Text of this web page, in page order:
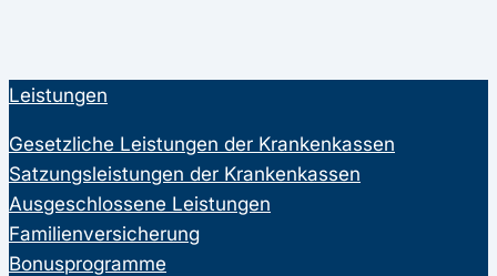
Leistungen
Gesetzliche Leistungen der Krankenkassen
Satzungsleistungen der Krankenkassen
Ausgeschlossene Leistungen
Familienversicherung
Bonusprogramme